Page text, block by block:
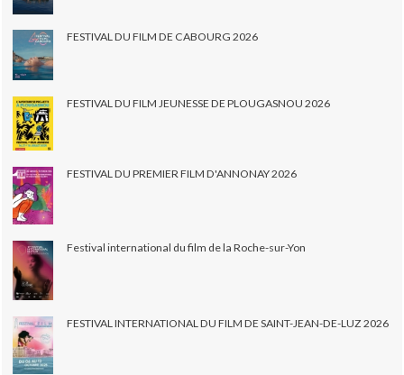
FESTIVAL DU FILM DE CABOURG 2026
FESTIVAL DU FILM JEUNESSE DE PLOUGASNOU 2026
FESTIVAL DU PREMIER FILM D'ANNONAY 2026
Festival international du film de la Roche-sur-Yon
FESTIVAL INTERNATIONAL DU FILM DE SAINT-JEAN-DE-LUZ 2026